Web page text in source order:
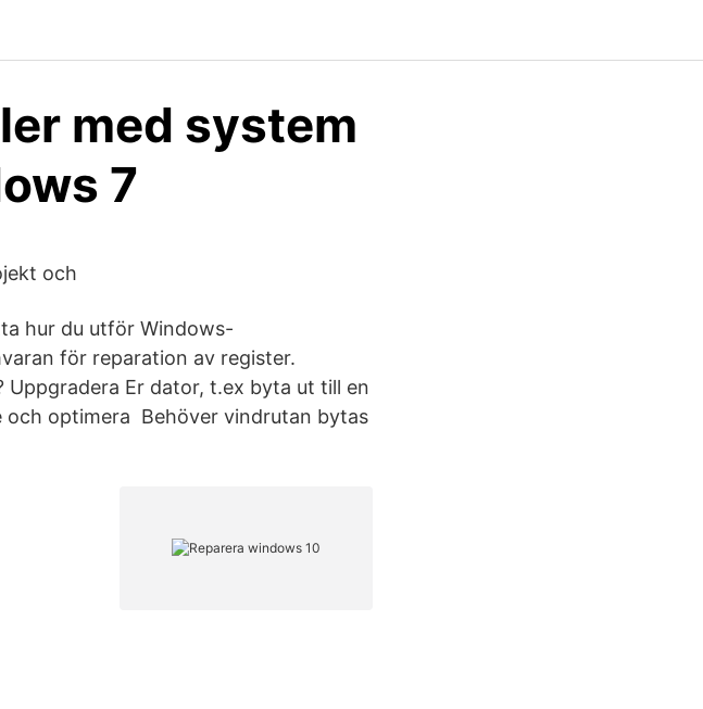
med system
7
och
hur du utför Windows-
för reparation av register.
Uppgradera Er dator, t.ex byta ut till en
och optimera Behöver vindrutan bytas